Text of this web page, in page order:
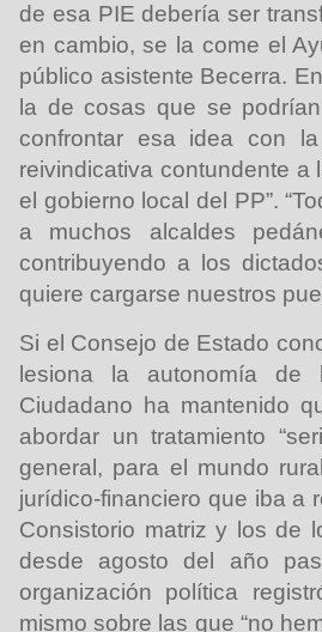
de esa PIE debería ser
en cambio, se la come el
público asistente Becerra.
la de cosas que se
confrontar esa idea con
reivindicativa contundente a
el gobierno local del PP”.
a muchos alcaldes
contribuyendo a los
quiere cargarse nuestros
Si el Consejo de Estado
lesiona la autonomía de
Ciudadano ha mantenido
abordar un tratamiento
general, para el mundo
jurídico-financiero que iba a
Consistorio matriz y los de
desde agosto del año
organización política
mismo sobre las que “no